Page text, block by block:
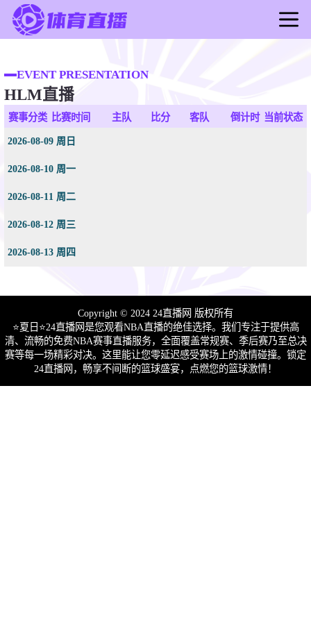
足球直播
篮球直播
足球录像
篮球新闻
EVENT PRESENTATION
HLM直播
赛事分类 比赛时间 主队 比分 客队 倒计时 当前状态
2026-08-09 周日
2026-08-10 周一
2026-08-11 周二
2026-08-12 周三
2026-08-13 周四
Copyright © 2024 24直播网 版权所有
⭐️夏日⭐24直播网是您观看NBA直播的绝佳选择。我们专注于提供高
清、流畅的免费NBA赛事直播服务，全面覆盖常规赛、季后赛乃至总决
赛等每一场精彩对决。这里能让您零延迟感受赛场上的激情碰撞。锁定
24直播网，畅享不间断的篮球盛宴，点燃您的篮球激情！